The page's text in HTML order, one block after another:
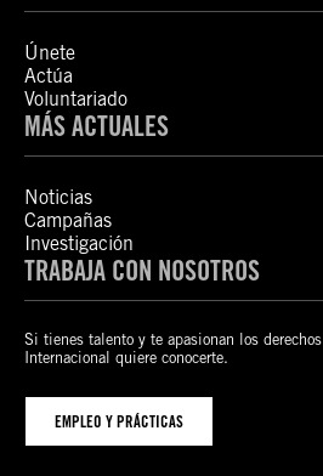
Únete
Actúa
Voluntariado
MÁS ACTUALES
Noticias
Campañas
Investigación
TRABAJA CON NOSOTROS
Si tienes talento y te apasionan los
Internacional quiere conocerte.
EMPLEO Y PRÁCTICAS